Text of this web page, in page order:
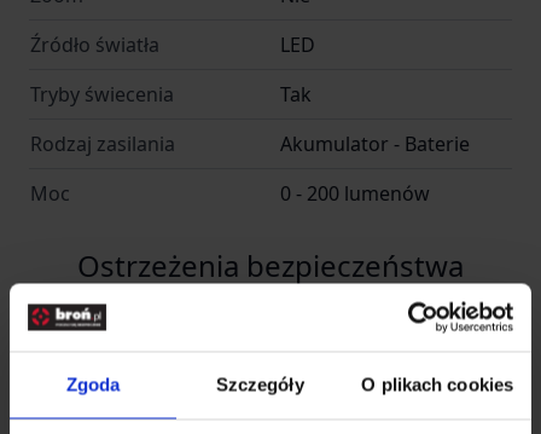
Zgoda Szczegóły O plikach cookies
Źródło światła
LED
Tryby świecenia
Tak
Rodzaj zasilania
Akumulator - Baterie
Moc
0 - 200 lumenów
Ostrzeżenia bezpieczeństwa
Piktogramy